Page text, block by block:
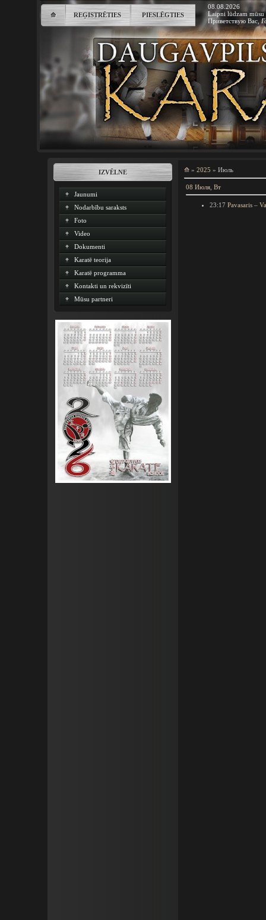
⟰ REĢISTRĒTIES PIESLĒGTIES
08.08.2026
Laipni lūdzam mūsu
Приветствую Вас ,
IZVĒLNE
Jaunumi
Nodarbību saraksts
Foto
Video
Dokumenti
Karatē teorija
Karatē programma
Kontakti un rekvizīti
Mūsu partneri
⟰ » 2025 » Июль
08 Июля, Вт
23:17 Pavasaris –